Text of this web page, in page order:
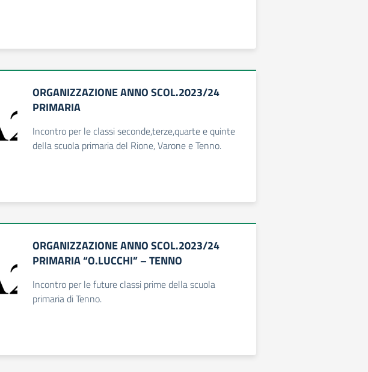
ORGANIZZAZIONE ANNO SCOL.2023/24
PRIMARIA
Incontro per le classi seconde,terze,quarte e quinte
della scuola primaria del Rione, Varone e Tenno.
ORGANIZZAZIONE ANNO SCOL.2023/24
PRIMARIA “O.LUCCHI” – TENNO
Incontro per le future classi prime della scuola
primaria di Tenno.